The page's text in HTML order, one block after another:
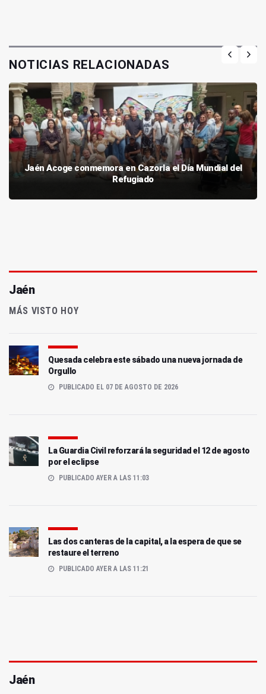
NOTICIAS RELACIONADAS
Jaén Acoge conmemora en Cazorla el Día Mundial del
Refugiado
Jaén
MÁS VISTO HOY
Quesada celebra este sábado una nueva jornada de
Orgullo
PUBLICADO EL 07 DE AGOSTO DE 2026
La Guardia Civil reforzará la seguridad el 12 de agosto
por el eclipse
PUBLICADO AYER A LAS 11:03
Las dos canteras de la capital, a la espera de que se
restaure el terreno
PUBLICADO AYER A LAS 11:21
Jaén